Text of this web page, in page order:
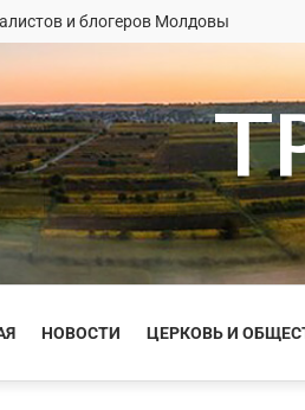
и блогеров Молдовы
НОВОСТИ ЦЕРКОВЬ И